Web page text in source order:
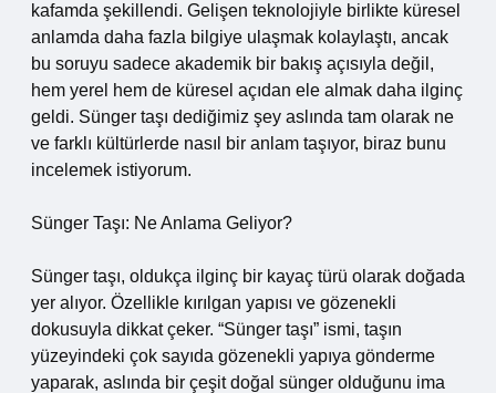
kafamda şekillendi. Gelişen teknolojiyle birlikte küresel
anlamda daha fazla bilgiye ulaşmak kolaylaştı, ancak
bu soruyu sadece akademik bir bakış açısıyla değil,
hem yerel hem de küresel açıdan ele almak daha ilginç
geldi. Sünger taşı dediğimiz şey aslında tam olarak ne
ve farklı kültürlerde nasıl bir anlam taşıyor, biraz bunu
incelemek istiyorum.
Sünger Taşı: Ne Anlama Geliyor?
Sünger taşı, oldukça ilginç bir kayaç türü olarak doğada
yer alıyor. Özellikle kırılgan yapısı ve gözenekli
dokusuyla dikkat çeker. “Sünger taşı” ismi, taşın
yüzeyindeki çok sayıda gözenekli yapıya gönderme
yaparak, aslında bir çeşit doğal sünger olduğunu ima